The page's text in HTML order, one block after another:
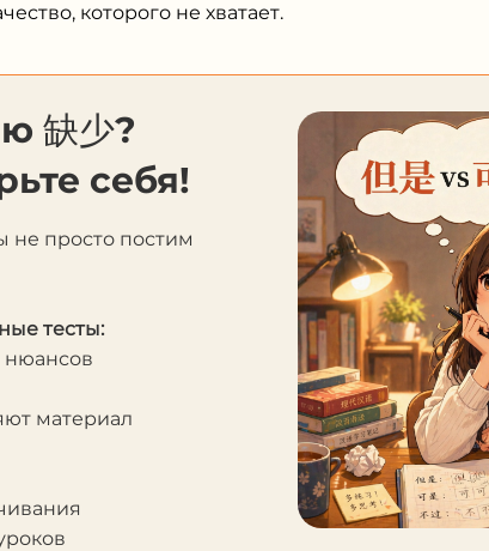
которого не хватает.
缺少?
себя!
не просто постим
тесты:
материал